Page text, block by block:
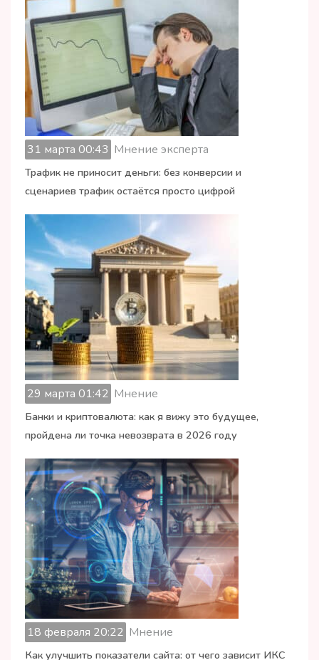
31 марта 00:43 Мнение эксперта
Трафик не приносит деньги: без конверсии и
сценариев трафик остаётся просто цифрой
29 марта 01:42 Мнение
Банки и криптовалюта: как я вижу это будущее,
пройдена ли точка невозврата в 2026 году
18 февраля 20:22 Мнение
Как улучшить показатели сайта: от чего зависит ИКС